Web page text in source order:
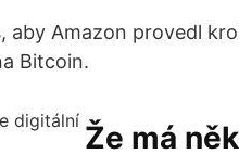
aby Amazon provedl
Bitcoin.
Že má